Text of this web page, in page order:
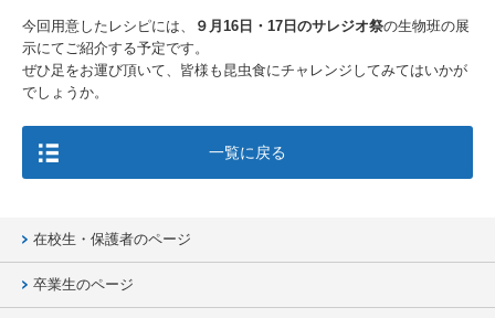
今回用意したレシピには、 ９月16日・17日のサレジオ祭の生物班の展
示にてご紹介する予定です。
ぜひ足をお運び頂いて、皆様も昆虫食にチャレンジしてみてはいかが
でしょうか。
一覧に戻る
在校生・保護者のページ
卒業生のページ